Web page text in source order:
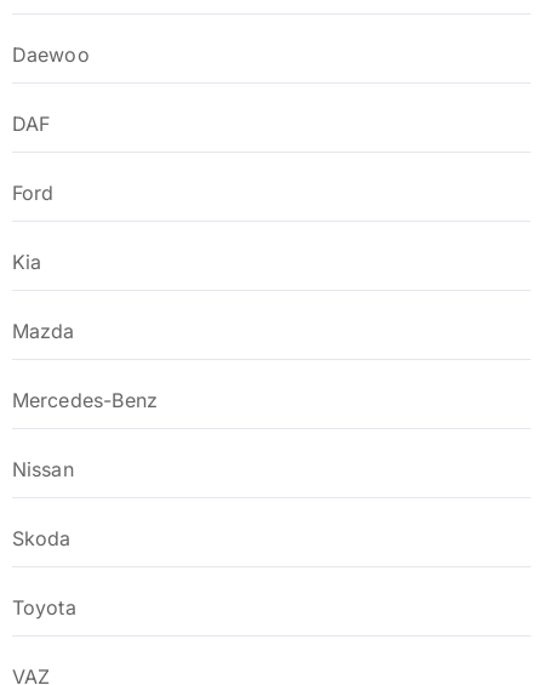
Daewoo
DAF
Ford
Kia
Mazda
Mercedes-Benz
Nissan
Skoda
Toyota
VAZ